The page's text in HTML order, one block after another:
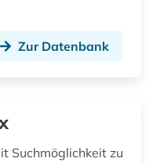
Zur Datenbank
Suchmöglichkeit zu